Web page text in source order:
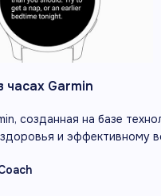
часах Garmin
созданная на базе
здоровья и эффективному